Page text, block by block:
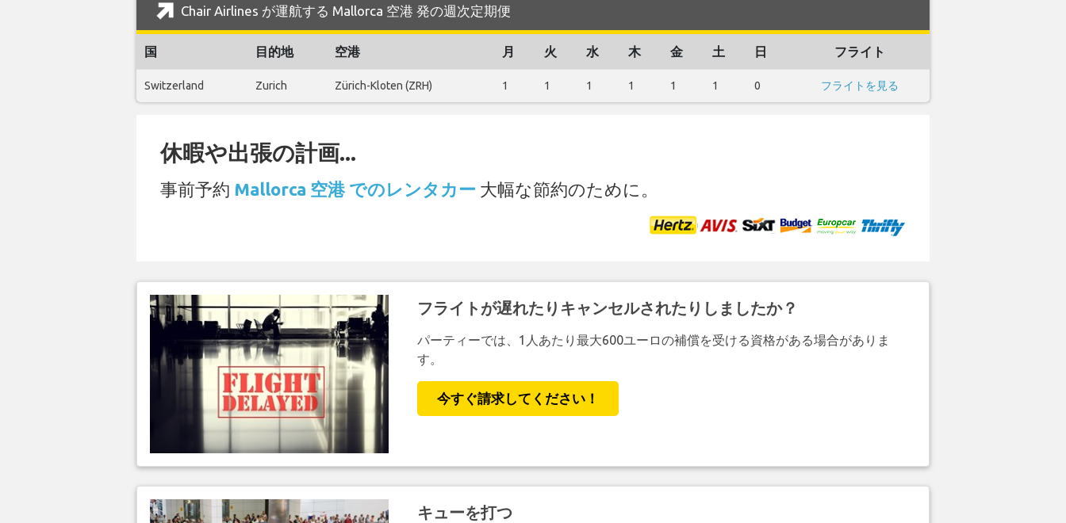
Chair Airlines が運航する Mallorca 空港 発の週次定期便
国 目的地 空港 月 火 水 木 金 土 日 フライト
Switzerland Zurich Zürich-Kloten (ZRH) 1 1 1 1 1 1 0 フライトを見る
休暇や出張の計画...
事前予約 Mallorca 空港 でのレンタカー 大幅な節約のために。
フライトが遅れたりキャンセルされたりしましたか？
パーティーでは、1人あたり最大600ユーロの補償を受ける資格がある場合がありま
す。
今すぐ請求してください！
キューを打つ